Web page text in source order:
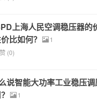
上海人民空调稳压器的
比如何？
1
赞 (0)
说智能大功率工业稳压
1